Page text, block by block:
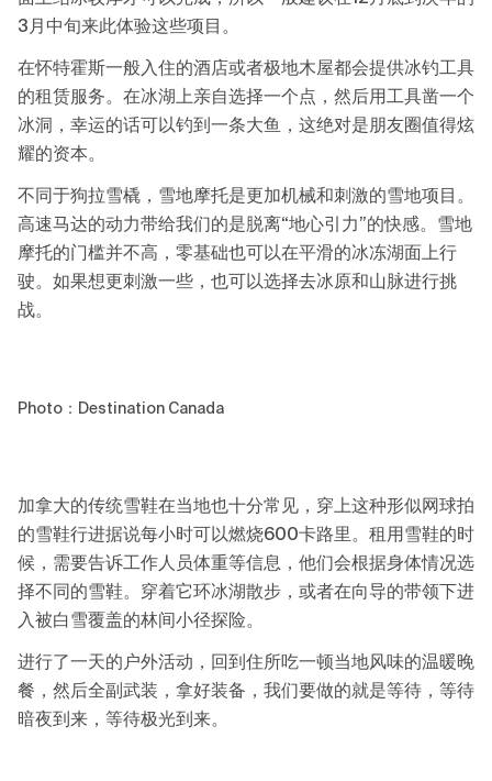
3月中旬来此体验这些项目。
在怀特霍斯一般入住的酒店或者极地木屋都会提供冰钓工具
的租赁服务。在冰湖上亲自选择一个点，然后用工具凿一个
冰洞，幸运的话可以钓到一条大鱼，这绝对是朋友圈值得炫
耀的资本。
不同于狗拉雪橇，雪地摩托是更加机械和刺激的雪地项目。
高速马达的动力带给我们的是脱离“地心引力”的快感。雪地
摩托的门槛并不高，零基础也可以在平滑的冰冻湖面上行
驶。如果想更刺激一些，也可以选择去冰原和山脉进行挑
战。
Photo：Destination Canada
加拿大的传统雪鞋在当地也十分常见，穿上这种形似网球拍
的雪鞋行进据说每小时可以燃烧600卡路里。租用雪鞋的时
候，需要告诉工作人员体重等信息，他们会根据身体情况选
择不同的雪鞋。穿着它环冰湖散步，或者在向导的带领下进
入被白雪覆盖的林间小径探险。
进行了一天的户外活动，回到住所吃一顿当地风味的温暖晚
餐，然后全副武装，拿好装备，我们要做的就是等待，等待
暗夜到来，等待极光到来。